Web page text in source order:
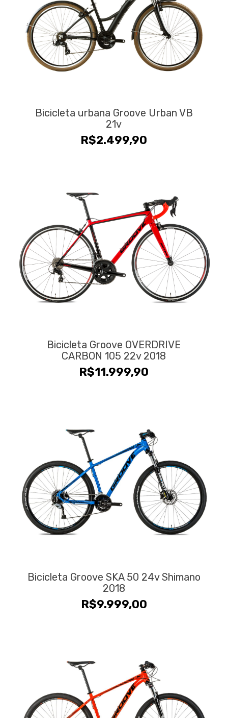
Bicicleta urbana Groove Urban VB
21v
R$2.499,90
Bicicleta Groove OVERDRIVE
CARBON 105 22v 2018
R$11.999,90
Bicicleta Groove SKA 50 24v Shimano
2018
R$9.999,00